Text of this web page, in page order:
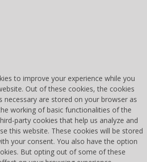
to improve your experience while you
Out of these cookies, the cookies
necessary are stored on your browser as
working of basic functionalities of the
party cookies that help us analyze and
this website. These cookies will be stored
your consent. You also have the option
But opting out of some of these